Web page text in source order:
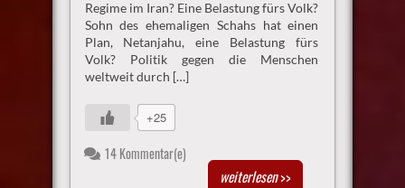
Regime im Iran? Eine Belastung fürs Volk?
Sohn des ehemaligen Schahs hat einen
Plan, Netanjahu, eine Belastung fürs
Volk? Politik gegen die Menschen
weltweit durch […]
+25
14 Kommentar(e)
weiterlesen>>